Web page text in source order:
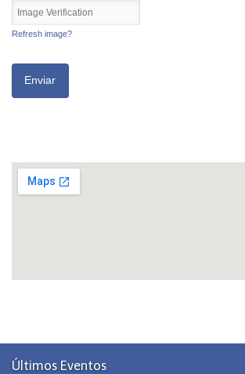
Refresh image?
Enviar
Últimos Eventos